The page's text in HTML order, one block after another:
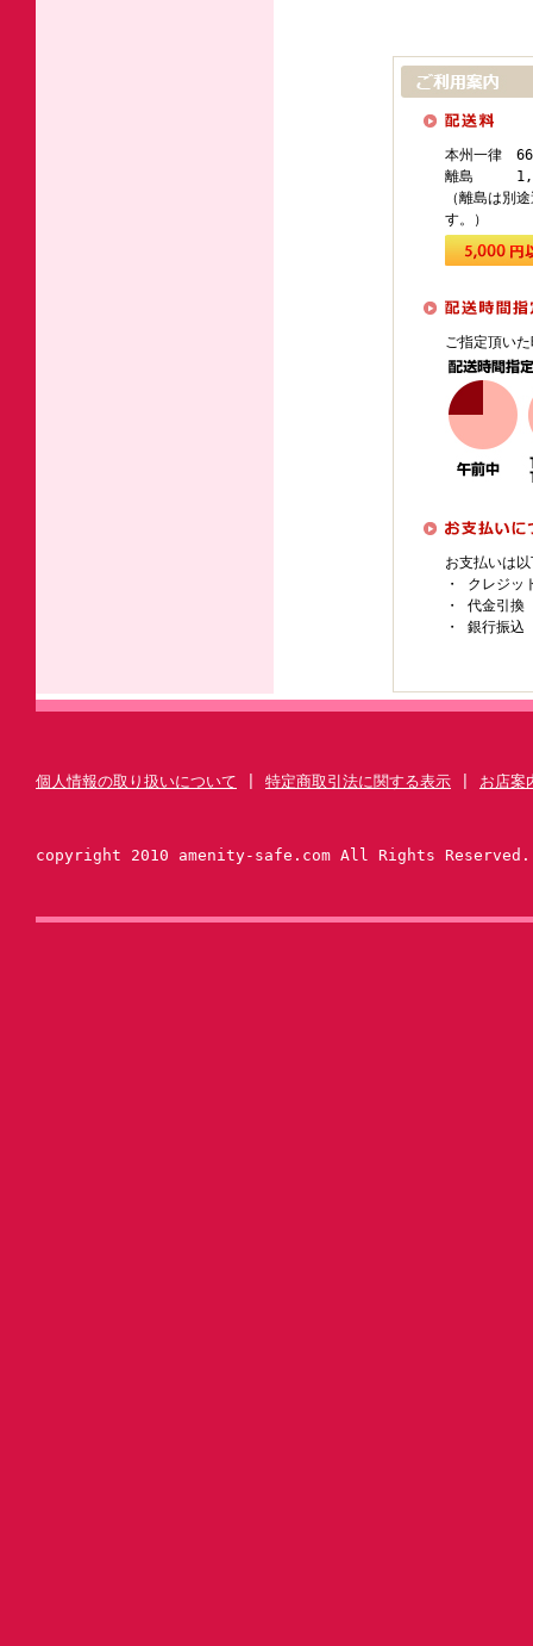
本州一律
離島
（離島は別
す。）
ご指定頂い
お支払いは
・ クレジッ
・ 代金引換
・ 銀行振込
個人情報の取り扱いについて 特定商取引法に関する表示 お店案
copyright 2010 amenity-safe.com All Rights Reserved.